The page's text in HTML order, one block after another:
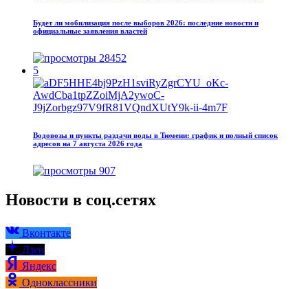
Будет ли мобилизация после выборов 2026: последние новости и
официальные заявления властей
28452
5
Водовозы и пункты раздачи воды в Тюмени: график и полный список
адресов на 7 августа 2026 года
907
Новости в соц.сетях
Вконтакте
Дзен
Яндекс
Одноклассники